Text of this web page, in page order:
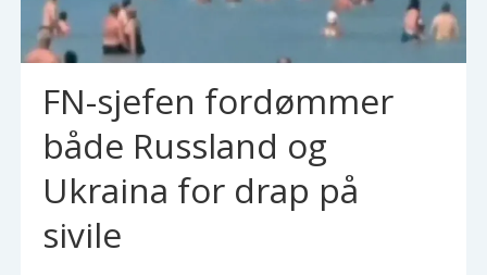
FN-sjefen fordømmer
både Russland og
Ukraina for drap på
sivile